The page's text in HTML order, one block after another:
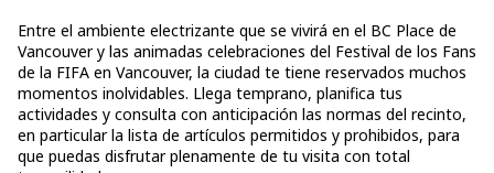
Entre el ambiente electrizante que se vivirá en el BC Place de
Vancouver y las animadas celebraciones del Festival de los Fans
de la FIFA en Vancouver, la ciudad te tiene reservados muchos
momentos inolvidables. Llega temprano, planifica tus
actividades y consulta con anticipación las normas del recinto,
en particular la lista de artículos permitidos y prohibidos, para
que puedas disfrutar plenamente de tu visita con total